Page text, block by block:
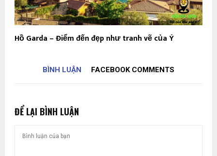
Hồ Garda – Điểm đến đẹp như tranh vẽ của Ý
BÌNH LUẬN FACEBOOK COMMENTS
ĐỂ LẠI BÌNH LUẬN